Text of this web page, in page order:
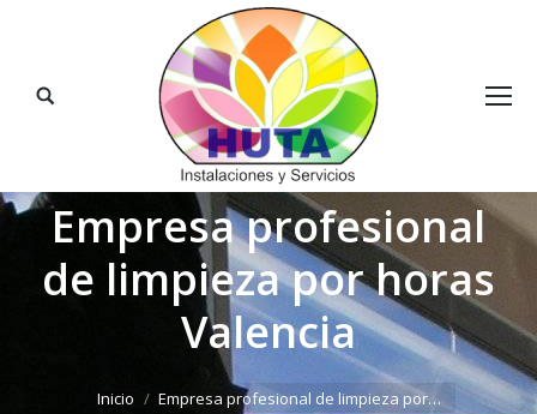
Buscar:
Empresa profesional
de limpieza por horas
Valencia
Inicio Empresa profesional de limpieza por…